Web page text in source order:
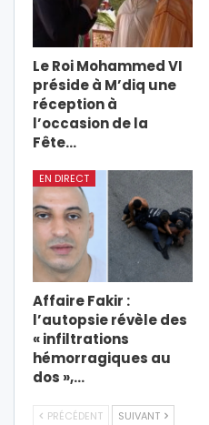
Le Roi Mohammed VI
préside à M’diq une
réception à
l’occasion de la
Fête…
EN DIRECT
Affaire Fakir :
l’autopsie révèle des
« infiltrations
hémorragiques au
dos »,…
PRÉCÉDENT SUIVANT